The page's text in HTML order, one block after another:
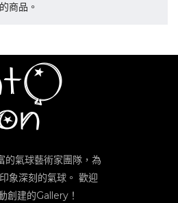
商品。
的氣球藝術家團隊，為
象深刻的氣球。 歡迎
創建的Gallery！